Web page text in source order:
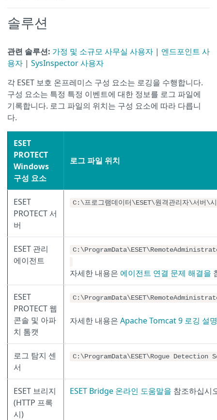
솔루션
관련 솔루션: 가정 및 소규모 사무실 사용자 | 엔드포인트 사
용자 | SysInspector 사용자
각 ESET 보호 온프레미스 구성 요소는 로깅을 수행합니다.
구성 요소는 특정 특정 이벤트에 대한 정보를 로그 파일에
기록합니다. 로그 파일의 위치는 구성 요소에 따라 다릅니
다.
ESET
PROTECT
Windows
구성 요소
로그 파일 위치
ESET
PROTECT 서
버
C:\프로그램데이터\ESET\원격관리자\서버\
ESET 관리
에이전트
자세한 내용은 에이전트 연결 문제 해결을
ESET
PROTECT 웹
콘솔 및 아파
치 톰캣
자세한 내용은 Apache Tomcat 9 로깅 설
로그 탐지 센
서
C:\ProgramData\ESET\Rogue Detection
ESET 브리지
(HTTP 프록
시)
ESET Bridge 온라인 도움말을 참조하십시